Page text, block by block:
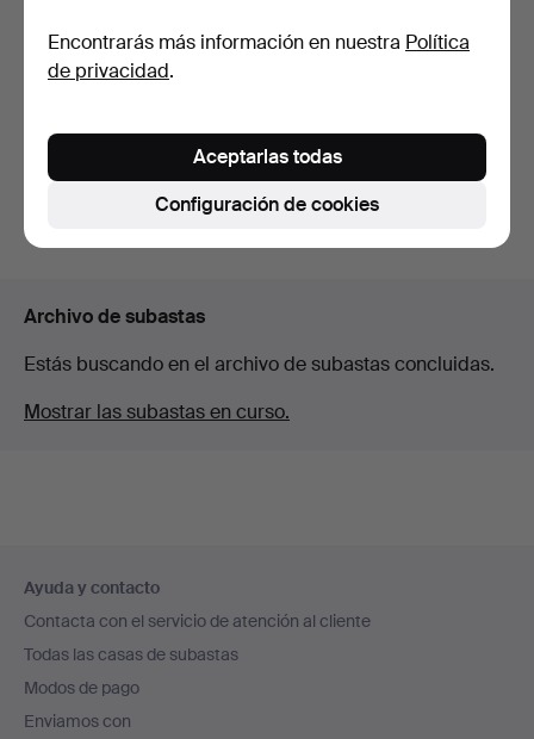
Noventa y cuatro rosarios
en diversos mate…
13 pujas
Suscribir búsqueda
Archivo de subastas
Estás buscando en el archivo de subastas concluidas.
Mostrar las subastas en curso.
en
el
pie
de
Ayuda y contacto
Contacta con el servicio de atención al cliente
Todas las casas de subastas
Modos de pago
Enviamos con
Encontrarás más información en nuestra Política
de privacidad.
Configuración de cookies
Aceptarlas todas